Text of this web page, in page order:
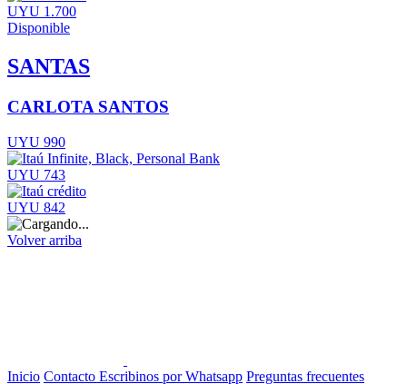
UYU 1.700
Disponible
SANTAS
CARLOTA SANTOS
UYU 990
UYU 743
UYU 842
Volver arriba
Inicio Contacto Escribinos por Whatsapp Preguntas frecuentes